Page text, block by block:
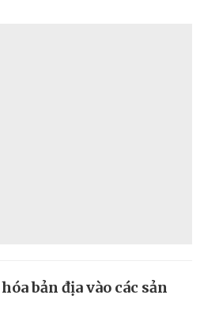
bản địa vào các sản